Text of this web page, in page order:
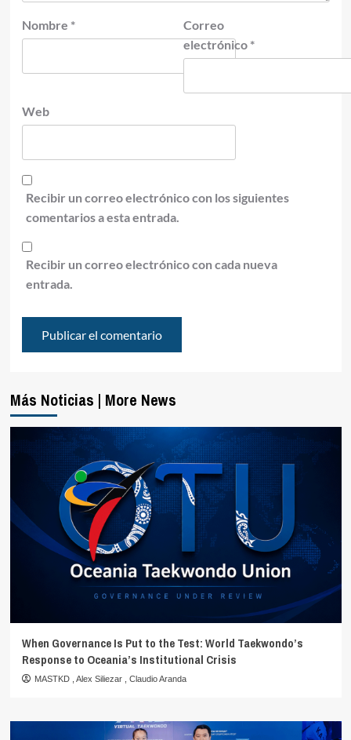
Nombre *
Correo
electrónico *
Web
Recibir un correo electrónico con los siguientes
comentarios a esta entrada.
Recibir un correo electrónico con cada nueva
entrada.
Más Noticias | More News
When Governance Is Put to the Test: World Taekwondo’s
Response to Oceania’s Institutional Crisis
MASTKD Alex Siliezar Claudio Aranda